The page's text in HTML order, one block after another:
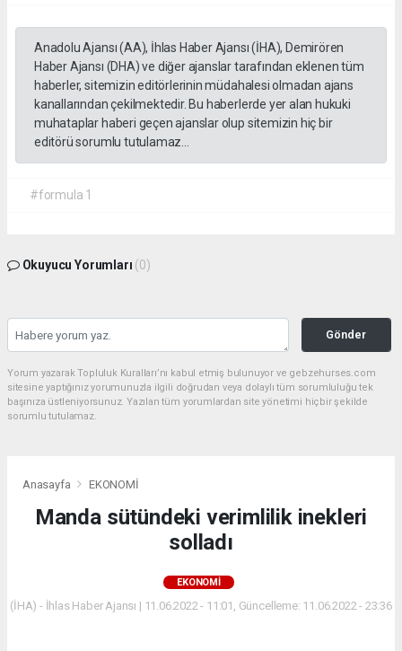
Anadolu Ajansı (AA), İhlas Haber Ajansı (İHA), Demirören
Haber Ajansı (DHA) ve diğer ajanslar tarafından eklenen tüm
haberler, sitemizin editörlerinin müdahalesi olmadan ajans
kanallarından çekilmektedir. Bu haberlerde yer alan hukuki
muhataplar haberi geçen ajanslar olup sitemizin hiç bir
editörü sorumlu tutulamaz...
#formula 1
Okuyucu Yorumları (0)
Gönder
Yorum yazarak Topluluk Kuralları’nı kabul etmiş bulunuyor ve gebzehurses.com
sitesine yaptığınız yorumunuzla ilgili doğrudan veya dolaylı tüm sorumluluğu tek
başınıza üstleniyorsunuz. Yazılan tüm yorumlardan site yönetimi hiçbir şekilde
sorumlu tutulamaz.
Anasayfa EKONOMİ
Manda sütündeki verimlilik inekleri
solladı
EKONOMİ
(İHA) - İhlas Haber Ajansı | 11.06.2022 - 11:01, Güncelleme: 11.06.2022 - 23:36